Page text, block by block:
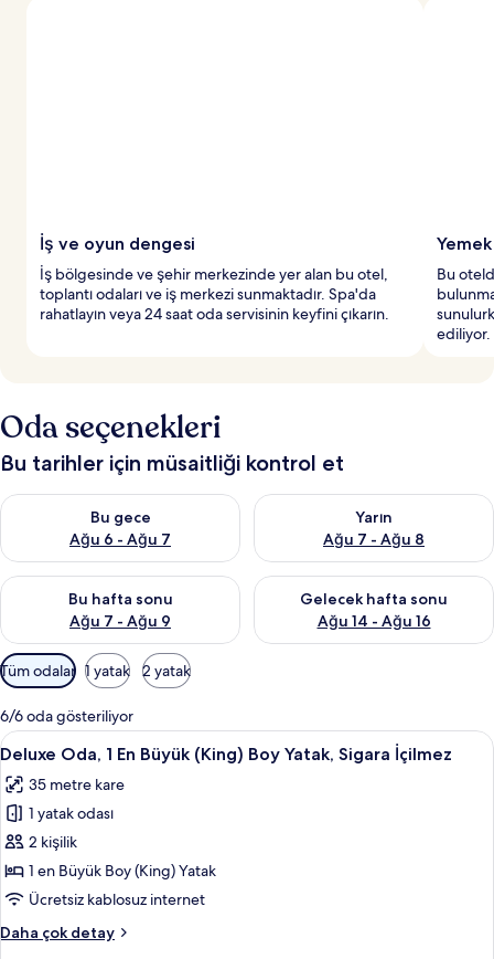
İş ve oyun dengesi
İş bölgesinde ve şehir merkezinde yer alan bu otel,
toplantı odaları ve iş merkezi sunmaktadır. Spa'da
rahatlayın veya 24 saat oda servisinin keyfini çıkarın.
Bu
ediliyor.
Oda seçenekleri
Bu tarihler için müsaitliği kontrol et
Bu gece
Ağu 6 - Ağu 7
Bu gece için müsaitliği kontrol et Ağu 6 - Ağu 7
Yarın
Ağu 7 - Ağu 8
Yarın için müsaitliği kontrol
Bu hafta sonu
Ağu 7 - Ağu 9
Bu hafta sonu için müsaitliği kontrol et Ağu 7 - Ağu 9
Gelecek hafta sonu
Ağu 14 - Ağu 16
Önümüzdeki hafta sonu için
Odalar
için
mevcut
filtreler
Tüm odalar 1 yatak 2 yatak
6/6 oda gösteriliyor
Deluxe
Oda,
1
En
Büyük
(King)
Boy
Sigara
Kaliteli yatak takımı, minibar, odada
4
Deluxe Oda, 1 En Büyük (King) Boy Yatak, Sigara İçilmez
35 metre kare
1 yatak odası
2 kişilik
1 en Büyük Boy (King) Yatak
Ücretsiz kablosuz internet
Daha çok detay
Deluxe